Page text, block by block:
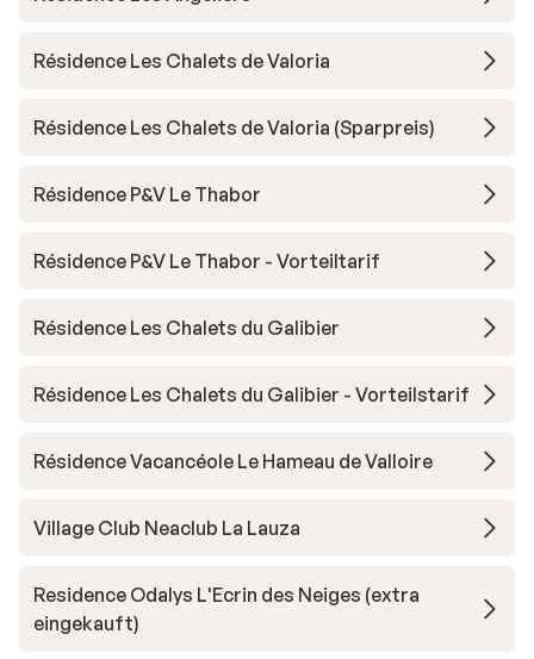
Résidence Les Chalets de Valoria
Résidence Les Chalets de Valoria (Sparpreis)
Résidence P&V Le Thabor
Résidence P&V Le Thabor - Vorteiltarif
Résidence Les Chalets du Galibier
Résidence Les Chalets du Galibier - Vorteilstarif
Résidence Vacancéole Le Hameau de Valloire
Village Club Neaclub La Lauza
Residence Odalys L'Ecrin des Neiges (extra
eingekauft)